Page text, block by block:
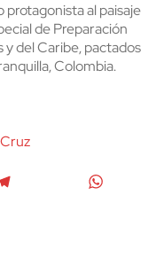
protagonista al paisaje
de Preparación
del Caribe, pactados
Colombia.